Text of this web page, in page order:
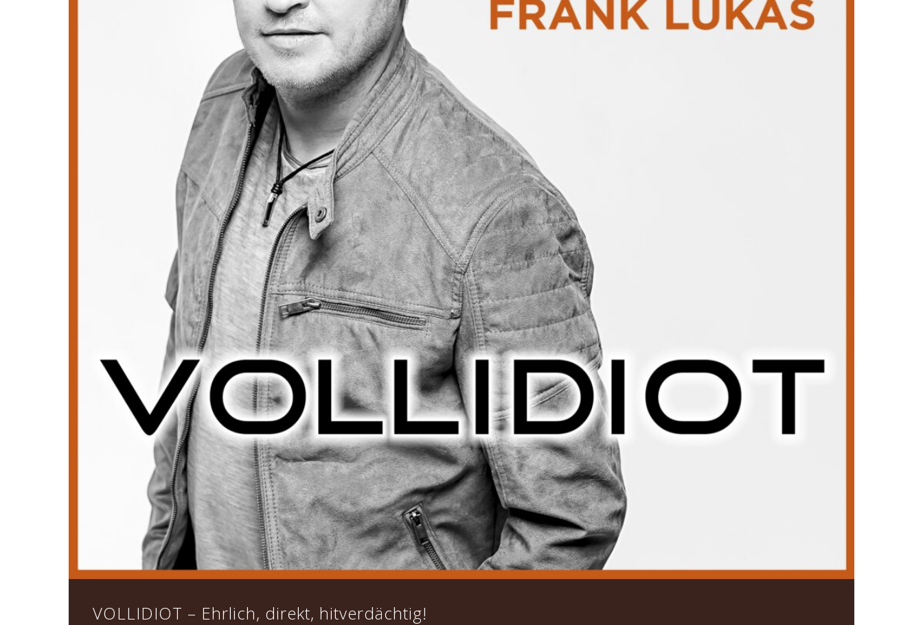
VOLLIDIOT – Ehrlich, direkt, hitverdächtig!